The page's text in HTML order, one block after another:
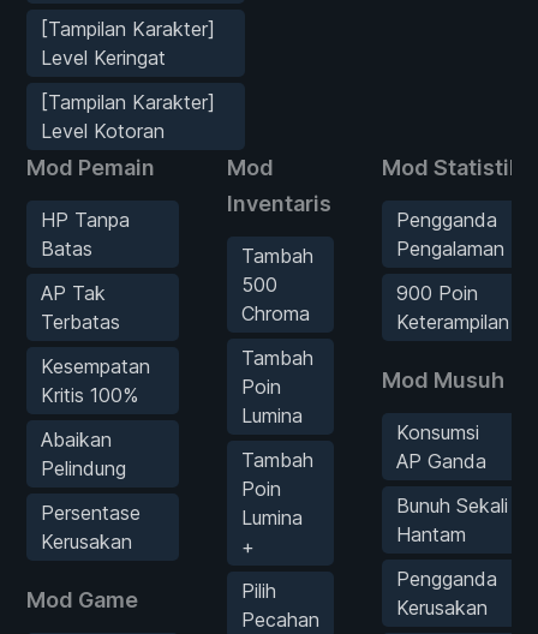
[Tampilan Karakter]
Level Keringat
[Tampilan Karakter]
Level Kotoran
Mod Pemain
HP Tanpa
Batas
AP Tak
Terbatas
Kesempatan
Kritis 100%
Abaikan
Pelindung
Persentase
Kerusakan
Mod Game
Mod
Inventaris
Tambah
500
Chroma
Tambah
Poin
Lumina
Tambah
Poin
Lumina
+
Pilih
Pecahan
Mod Statistik
Pengganda
Pengalaman
900 Poin
Keterampilan
Mod Musuh
Konsumsi
AP Ganda
Bunuh Sekali
Hantam
Pengganda
Kerusakan